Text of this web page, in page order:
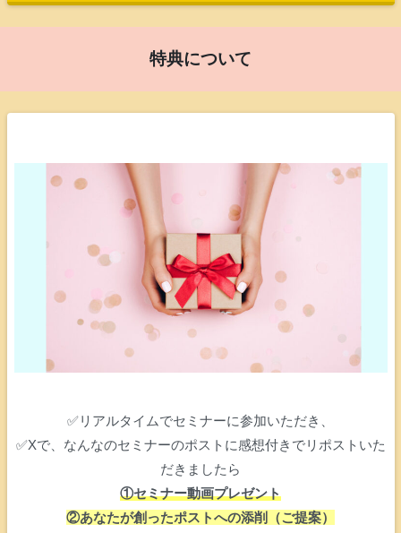
特典について
✅リアルタイムでセミナーに参加いただき、
✅Xで、なんなのセミナーのポストに感想付きでリポストいた
だきましたら
①セミナー動画プレゼント
②あなたが創ったポストへの添削（ご提案）